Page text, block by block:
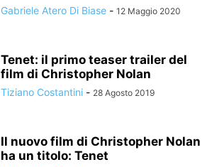
Gabriele Atero Di Biase - 12 Maggio 2020
Tenet: il primo teaser trailer del
film di Christopher Nolan
Tiziano Costantini - 28 Agosto 2019
Il nuovo film di Christopher Nolan
ha un titolo: Tenet